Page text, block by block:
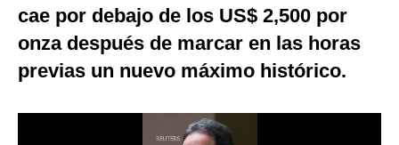
Tecnología
Club del Suscriptor
cae por debajo de los US$ 2,500 por
onza después de marcar en las horas
previas un nuevo máximo histórico.